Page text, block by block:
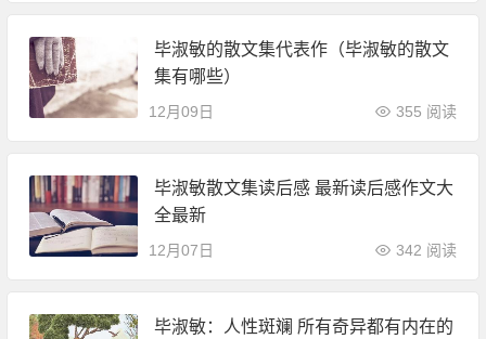
毕淑敏的散文集代表作（毕淑敏的散文
集有哪些）
12月09日 355 阅读
毕淑敏散文集读后感 最新读后感作文大
全最新
12月07日 342 阅读
毕淑敏：人性斑斓 所有奇异都有内在的